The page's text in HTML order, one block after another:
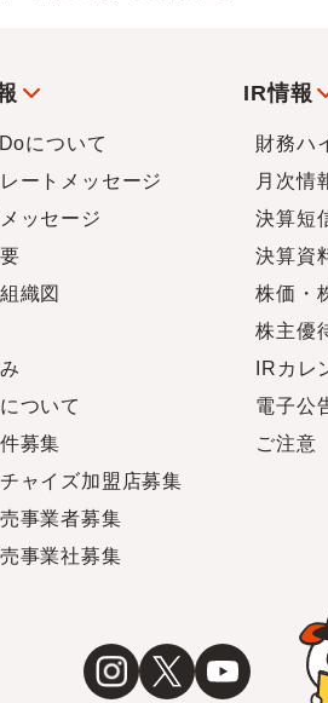
について
ートメッセージ
ッセージ
織図
ついて
募集
ャイズ加盟店募集
事業者募集
事業社募集
IR情報
財務ハ
月次情
決算短
決算資
株価・
株主優
IRカレ
電子公
ご注意